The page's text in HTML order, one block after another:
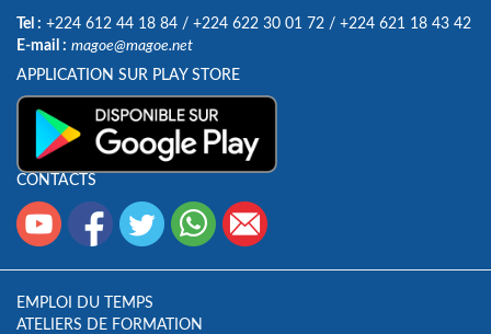
Tel : +224 612 44 18 84 / +224 622 30 01 72 / +224 621 18 43 42
E-mail : magoe@magoe.net
APPLICATION SUR PLAY STORE
CONTACTS
EMPLOI DU TEMPS
ATELIERS DE FORMATION